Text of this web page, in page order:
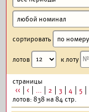
сортировать
лотов к лоту
страницы
<<
< ... 2 3 4 5
лотов: 838 на 84 стр.